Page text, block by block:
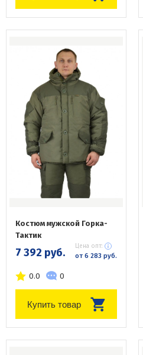
Костюм мужской Горка-
Тактик
7 392 руб. Цена опт:
от 6 283 руб.
0.0 0
Купить товар